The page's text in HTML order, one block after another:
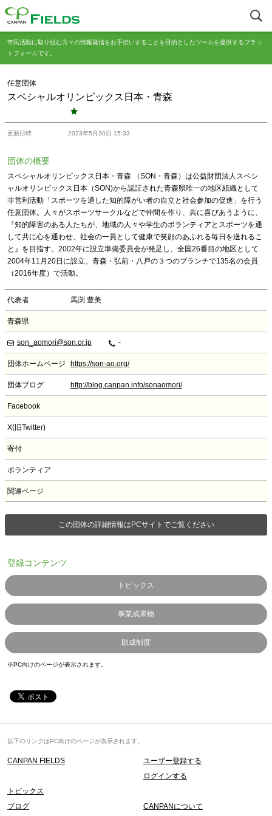
市民活動に取り組む方々の情報発信をお手伝いすることを目的としたツールを提供するプラッ
トフォームです。
任意団体
スペシャルオリンピックス日本・青森
更新日時 2023年5月30日 15:33
団体の概要
スペシャルオリンピックス日本・青森 （SON・青森）は公益財団法人スペシ
ャルオリンピックス日本（SON)から認証された青森県唯一の地区組織として
非営利活動「スポーツを通した知的障がい者の自立と社会参加の促進」を行う
任意団体。人々がスポーツサークルなどで仲間を作り、共に喜びあうように、
『知的障害のある人たちが、地域の人々や学生のボランティアとスポーツを通
して共に心を通わせ、社会の一員として健康で笑顔のあふれる毎日を送れるこ
と』を目指す。2002年に設立準備委員会が発足し、全国26番目の地区として
2004年11月20日に設立。青森・弘前・八戸の３つのブランチで135名の会員
（2016年度）で活動。
代表者 馬渕 豊美
青森県
son_aomori@son.or.jp -
団体ホームページ https://son-ao.org/
団体ブログ http://blog.canpan.info/sonaomori/
Facebook
X(旧Twitter)
寄付
ボランティア
関連ページ
この団体の詳細情報はPCサイトでご覧ください
登録コンテンツ
トピックス
事業成果物
助成制度
※PC向けのページが表示されます。
以下のリンクはPC向けのページが表示されます。
CANPAN FIELDS
ユーザー登録する
ログインする
トピックス
ブログ
CANPANについて